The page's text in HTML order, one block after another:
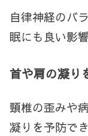
自律神経のバ
眠にも良い影
首や肩の凝り
頸椎の歪みや
凝りを予防でき